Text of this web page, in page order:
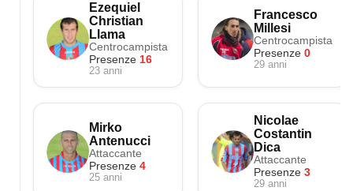
Ezequiel
Christian
Llama
Centrocampista
Presenze 16
23 anni
Francesco
Millesi
Centrocampista
Presenze0
29 anni
Mirko
Antenucci
Attaccante
Presenze 4
25 anni
Nicolae
Costantin
Dica
Attaccante
Presenze3
29 anni